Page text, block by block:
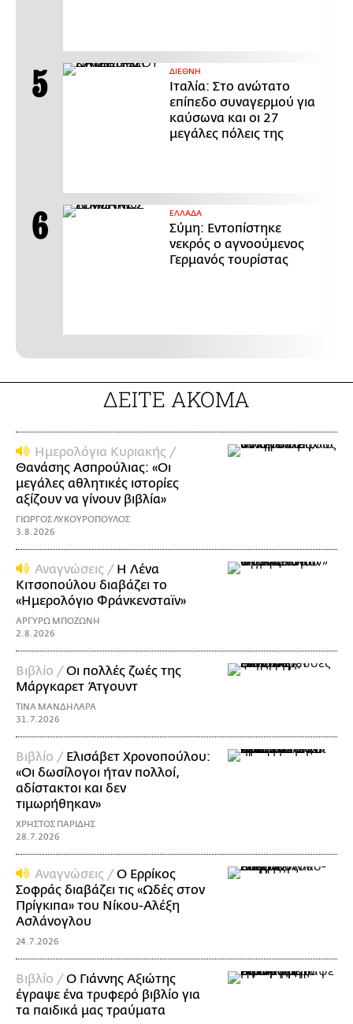
ΔΙΕΘΝΗ
Ιταλία: Στο ανώτατο
επίπεδο συναγερμού για
καύσωνα και οι 27
μεγάλες πόλεις της
ΕΛΛΑΔΑ
Σύμη: Εντοπίστηκε
νεκρός ο αγνοούμενος
Γερμανός τουρίστας
ΔΕΙΤΕ ΑΚΟΜΑ
Ημερολόγια Κυριακής /
Θανάσης Ασπρούλιας: «Οι
μεγάλες αθλητικές ιστορίες
αξίζουν να γίνουν βιβλία»
ΓΙΩΡΓΟΣ ΛΥΚΟΥΡΟΠΟΥΛΟΣ
3.8.2026
Αναγνώσεις / Η Λένα
Κιτσοπούλου διαβάζει το
«Ημερολόγιο Φράνκενσταϊν»
ΑΡΓΥΡΩ ΜΠΟΖΩΝΗ
2.8.2026
Βιβλίο /Οι πολλές ζωές της
Μάργκαρετ Άτγουντ
ΤΙΝΑ ΜΑΝΔΗΛΑΡΑ
31.7.2026
Βιβλίο / Ελισάβετ Χρονοπούλου:
«Οι δωσίλογοι ήταν πολλοί,
αδίστακτοι και δεν
τιμωρήθηκαν»
ΧΡΗΣΤΟΣ ΠΑΡΙΔΗΣ
28.7.2026
Αναγνώσεις /Ο Ερρίκος
Σοφράς διαβάζει τις «Ωδές στον
Πρίγκιπα» του Νίκoυ-Αλέξη
Ασλάνογλου
24.7.2026
Βιβλίο /Ο Γιάννης Αξιώτης
έγραψε ένα τρυφερό βιβλίο για
τα παιδικά μας τραύματα